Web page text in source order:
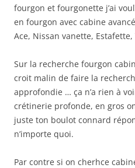
fourgon et fourgonette j’ai
en fourgon avec cabine
Ace, Nissan vanette, Estafette,
Sur la recherche fourgon
croit malin de faire la
approfondie … ça n’a rien à
crétinerie profonde, en gros
juste ton boulot connard
n’importe quoi.
Par contre si on cherhce